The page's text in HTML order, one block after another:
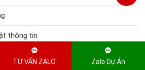
thông tin
TƯ VẤN ZALO Zalo Dự Án